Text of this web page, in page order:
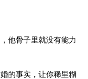
他骨子里就没有能力
的事实，让你稀里糊